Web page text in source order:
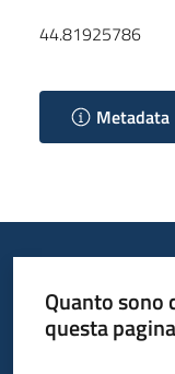
44.81925786
Metadata
Quanto sono
questa